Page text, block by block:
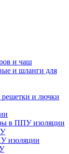
и чаш
и шланги для
и лючки
в ППУ изоляции
изоляции